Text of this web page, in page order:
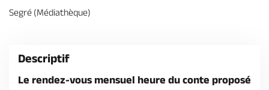
Segré (Médiathèque)
Descriptif
Le rendez-vous mensuel heure du conte proposé